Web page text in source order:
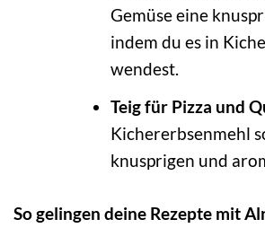
Gemüse eine
indem du es in
wendest.
Teig für Pizza und
Kichererbsenmehl
knusprigen und
So gelingen deine Rezepte mit